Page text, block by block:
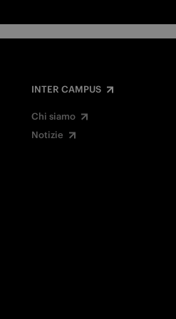
INTER CAMPUS
Chi siamo
Notizie